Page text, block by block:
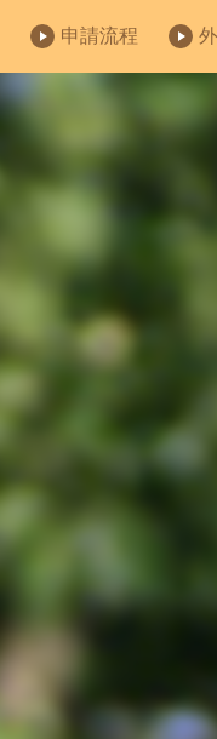
申請流程